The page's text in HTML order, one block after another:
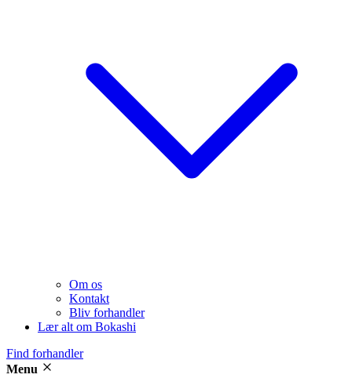
Om os
Kontakt
Bliv forhandler
Lær alt om Bokashi
Find forhandler
Menu